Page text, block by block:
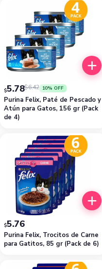
Purina Felix, Paté de Pescado y
Atún para Gatos, 156 gr (Pack
de 4)
$6.42
$5.78 10% OFF
Purina Felix, Trocitos de Carne
para Gatitos, 85 gr (Pack de 6)
$5.76